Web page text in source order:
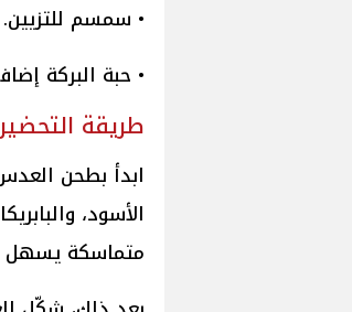
• سمسم للتزيين.
• حبة البركة
طريقة التحضير
ابدأ بطحن
الأسود،
متماسكة يسهل